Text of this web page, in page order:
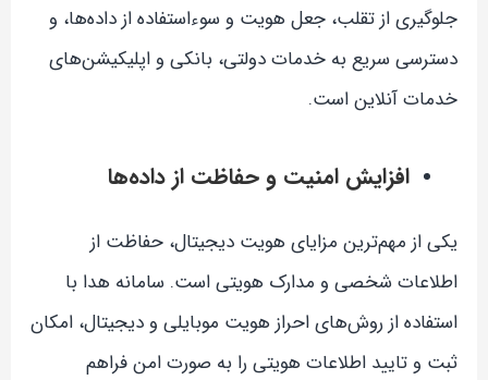
جلوگیری از تقلب، جعل هویت و سوءاستفاده از داده‌ها، و
دسترسی سریع به خدمات دولتی، بانکی و اپلیکیشن‌های
خدمات آنلاین است.
افزایش امنیت و حفاظت از داده‌ها
یکی از مهم‌ترین مزایای هویت دیجیتال، حفاظت از
اطلاعات شخصی و مدارک هویتی است. سامانه هدا با
استفاده از روش‌های احراز هویت موبایلی و دیجیتال، امکان
ثبت و تایید اطلاعات هویتی را به صورت امن فراهم